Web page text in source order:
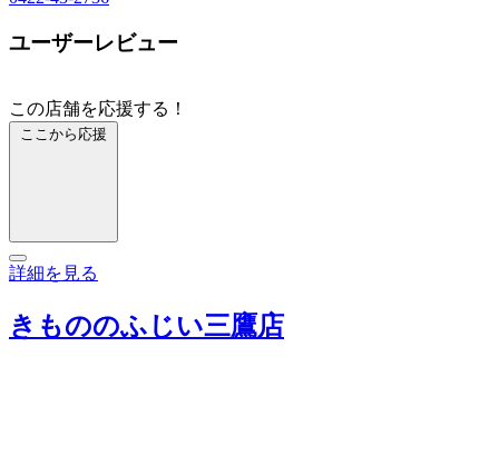
ユーザーレビュー
この店舗を応援する！
ここから応援
詳細を見る
きもののふじい三鷹店